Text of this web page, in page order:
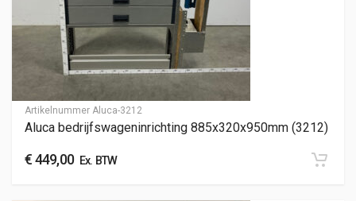
Artikelnummer Aluca-3212
Aluca bedrijfswageninrichting 885x320x950mm (3212)
€449,00Ex. BTW